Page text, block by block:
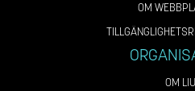
OM
OM LIU